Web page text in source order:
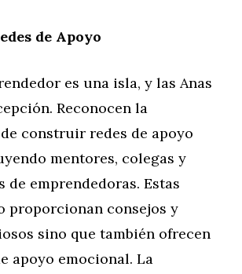
de Apoyo
es una isla, y las Anas
Reconocen la
construir redes de apoyo
mentores, colegas y
de emprendedoras. Estas
proporcionan consejos y
sino que también ofrecen
apoyo emocional. La